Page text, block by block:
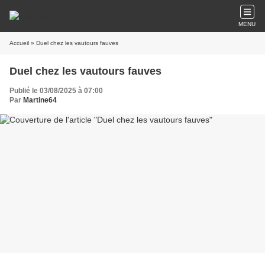
MENU
Accueil » Duel chez les vautours fauves
Duel chez les vautours fauves
Publié le 03/08/2025 à 07:00
Par Martine64